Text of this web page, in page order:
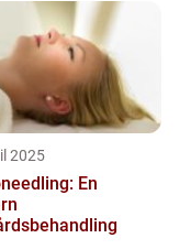
2025
En